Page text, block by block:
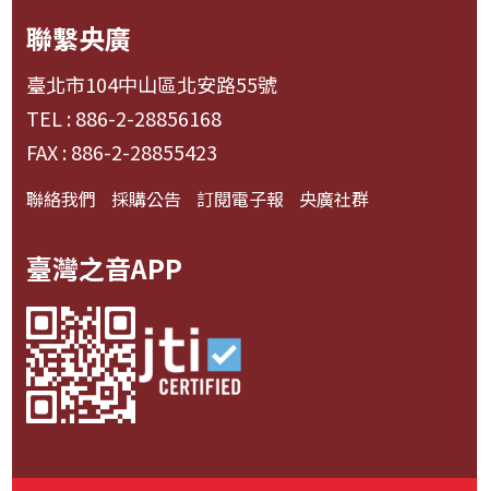
聯繫央廣
臺北市104中山區北安路55號
TEL : 886-2-28856168
FAX : 886-2-28855423
聯絡我們 採購公告 訂閱電子報 央廣社群
臺灣之音APP